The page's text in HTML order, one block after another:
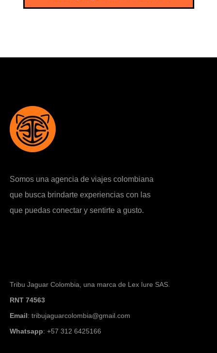
Somos una agencia de viajes colombiana
que busca brindarte experiencias con las
que puedas conectar y sentirte a gusto.
Tribu Jaguar Colombia, una marca de Lex Iure SAS.
RNT 74563
Email: tribujaguarcolombia@gmail.com
Whatsapp: +57 312 6425166